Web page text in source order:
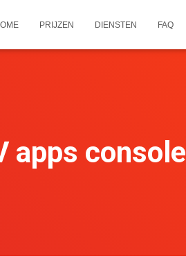
PRIJZEN DIENSTEN FAQ
apps console